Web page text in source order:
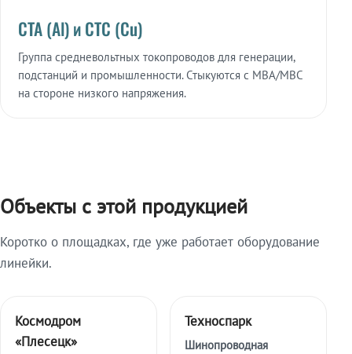
СТА (Al) и СТС (Cu)
Группа средневольтных токопроводов для генерации,
подстанций и промышленности. Стыкуются с МВА/МВС
на стороне низкого напряжения.
Объекты с этой продукцией
Коротко о площадках, где уже работает оборудование
линейки.
Космодром
«Плесецк»
Техноспарк
Шинопроводная